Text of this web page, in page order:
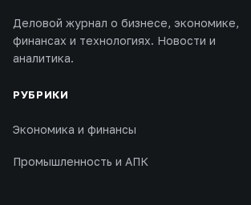
Деловой журнал о бизнесе, экономике,
финансах и технологиях. Новости и
аналитика.
РУБРИКИ
Экономика и финансы
Промышленность и АПК